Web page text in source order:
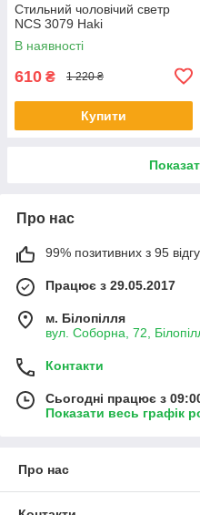
Стильний чоловічий светр
NCS 3079 Haki
В наявності
610 ₴ 1 220 ₴
Купити
Про нас
99% позитивних з 95
Працює з 29.05.2017
м. Білопілля
вул. Соборна, 72,
Контакти
Сьогодні працює з
Показати весь графік
Про нас